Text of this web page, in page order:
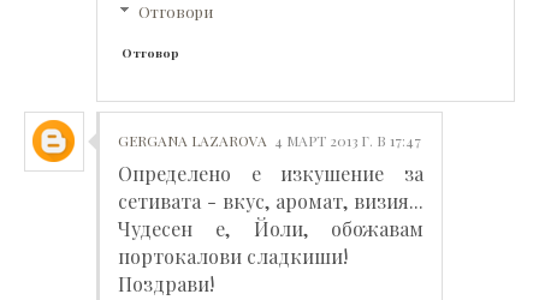
Отговори
Отговор
GERGANA LAZAROVA 4 МАРТ 2013 Г. В 17:47
Определено е изкушение за
сетивата - вкус, аромат, визия...
Чудесен е, Йоли, обожавам
портокалови сладкиши!
Поздрави!